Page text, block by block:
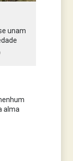
unam
alma